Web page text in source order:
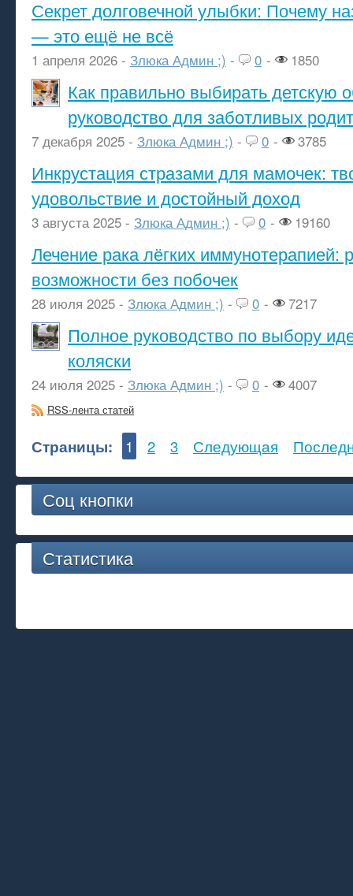
Секрет долговечной улыбки: Почему
— это ещё не всё
1 апреля 2026 - Злюка Админ ;) - 0 - 1850
Как правильно выбирать детскую
руководство для заботливых
7 декабря 2025 - Злюка Админ ;) - 0 - 3785
Инкрустация стразами для мамочек:
удовольствие и достойный доход
3 августа 2025 - Злюка Админ ;) - 0 - 19160
Лечение рака лёгких иммунотерапией:
возможности без побочек
28 июля 2025 - Злюка Админ ;) - 0 - 7217
Полное руководство по выбору
коляски
24 июля 2025 - Злюка Админ ;) - 0 - 4007
RSS-лента статей
Страницы: 1 2 3 Следующая
Соц кнопки
Статистика